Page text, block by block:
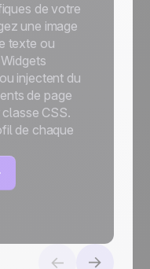
de votre
une image
texte ou
injectent du
de page
CSS.
de chaque